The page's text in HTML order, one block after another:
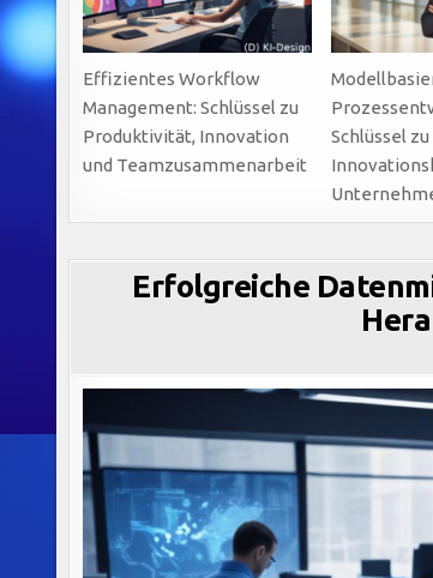
Effizientes Workflow
Management: Schlüssel zu
Produktivität, Innovation
und Teamzusammenarbeit
Schlüssel
Erfolgreiche